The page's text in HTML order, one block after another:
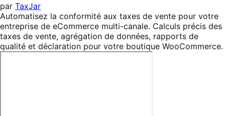
par TaxJar
Automatisez la conformité aux taxes de vente pour votre
entreprise de eCommerce multi-canale. Calculs précis des
taxes de vente, agrégation de données, rapports de
qualité et déclaration pour votre boutique WooCommerce.